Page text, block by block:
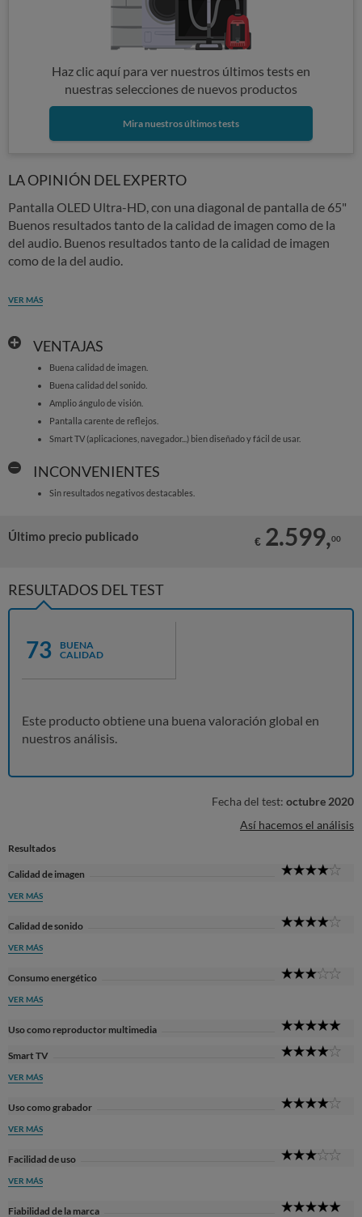
Haz clic aquí para ver nuestros últimos tests en
nuestras selecciones de nuevos productos
Mira nuestros últimos tests
LA OPINIÓN DEL EXPERTO
Pantalla OLED Ultra-HD, con una diagonal de pantalla de 65"
Buenos resultados tanto de la calidad de imagen como de la
del audio. Buenos resultados tanto de la calidad de imagen
como de la del audio.
VER MÁS
VENTAJAS
Buena calidad de imagen.
Buena calidad del sonido.
Amplio ángulo de visión.
Pantalla carente de reflejos.
Smart TV (aplicaciones, navegador...) bien diseñado y fácil de usar.
INCONVENIENTES
Sin resultados negativos destacables.
Último precio publicado € 2.599,00
RESULTADOS DEL TEST
73
BUENA
CALIDAD
Este producto obtiene una buena valoración global en
nuestros análisis.
Fecha del test: octubre 2020
Así hacemos el análisis
Resultados
Calidad de imagen
VER MÁS
Calidad de sonido
VER MÁS
Consumo energético
VER MÁS
Uso como reproductor multimedia
Smart TV
VER MÁS
Uso como grabador
VER MÁS
Facilidad de uso
VER MÁS
Fiabilidad de la marca